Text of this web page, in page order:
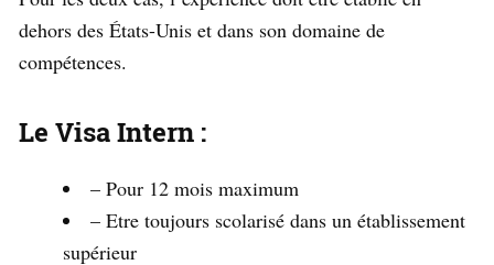
dehors des États-Unis et dans son domaine de
compétences.
Le Visa Intern :
– Pour 12 mois maximum
– Etre toujours scolarisé dans un établissement
supérieur